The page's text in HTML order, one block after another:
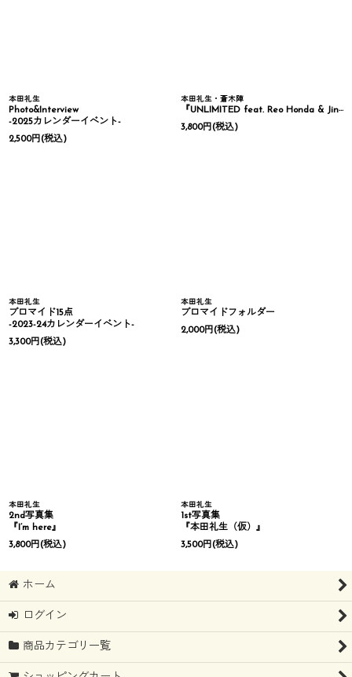
本田礼生
Photo&Interview
-2025カレンダーイベント-
2,500円(税込)
本田礼生・蒼木陣
『UNLIMITED feat. Reo Honda & Jin Aoki』PHOTO BOOK
3,800円(税込)
本田礼生
ブロマイド15点
-2023-24カレンダーイベント-
3,300円(税込)
本田礼生
ブロマイドフォルダー
2,000円(税込)
本田礼生
2nd写真集
『I’m here』
3,800円(税込)
本田礼生
1st写真集
『本田礼生（仮）』
3,500円(税込)
ホーム
ログイン
商品カテゴリ一覧